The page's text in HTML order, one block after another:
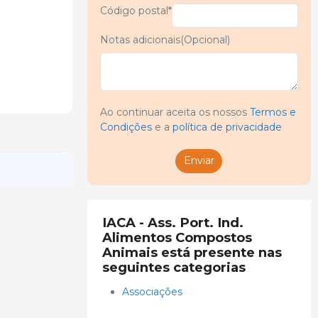
Código postal*
Notas adicionais(Opcional)
Ao continuar aceita os nossos Termos e
Condiçõese a política de privacidade
Enviar
IACA - Ass. Port. Ind.
Alimentos Compostos
Animais está presente nas
seguintes categorias
Associações